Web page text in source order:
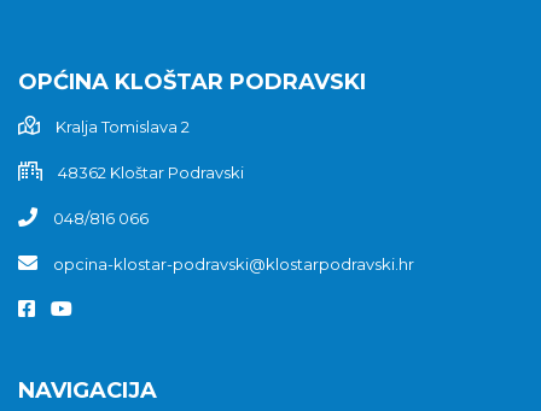
OPĆINA KLOŠTAR PODRAVSKI
Kralja Tomislava 2
48362 Kloštar Podravski
048/816 066
opcina-klostar-podravski@klostarpodravski.hr
NAVIGACIJA